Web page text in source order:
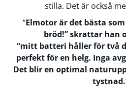
stilla. Det är också
“Elmotor är det bästa
bröd!” skrattar han
“mitt batteri håller för två
perfekt för en helg. Inga
Det blir en optimal
tystnad.